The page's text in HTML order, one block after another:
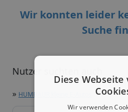
Nutzer suchten auch
» HUMBAUR kleine E-Autos
Wir konnten leider
Suche
Diese
Wir verwenden